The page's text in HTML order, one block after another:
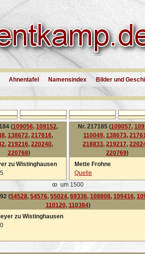
Ahnentafel Namensindex Bilder und
(109056, 109152,
, 138672, 217616,
, 219216, 220240,
220768)
zu Wistinghausen
Nr. 217185 (109057,
110049, 138673,
218833, 219217,
220769)
Mette Frohne
Quelle
oo um 1500
(54528, 54576, 55024, 69336, 108808, 109416,
110120, 110384)
zu Wistinghausen